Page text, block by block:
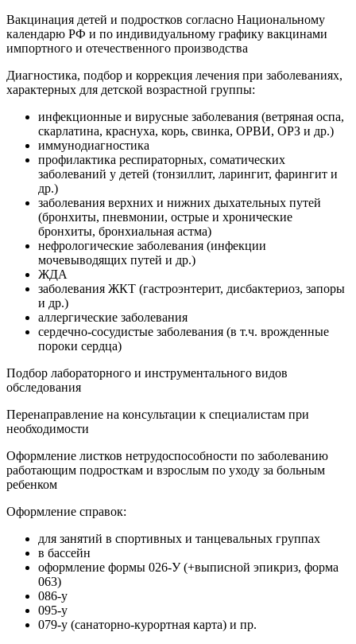
Вакцинация детей и подростков согласно Национальному
календарю РФ и по индивидуальному графику вакцинами
импортного и отечественного производства
Диагностика, подбор и коррекция лечения при заболеваниях,
характерных для детской возрастной группы:
инфекционные и вирусные заболевания (ветряная оспа,
скарлатина, краснуха, корь, свинка, ОРВИ, ОРЗ и др.)
иммунодиагностика
профилактика респираторных, соматических
заболеваний у детей (тонзиллит, ларингит, фарингит и
др.)
заболевания верхних и нижних дыхательных путей
(бронхиты, пневмонии, острые и хронические
бронхиты, бронхиальная астма)
нефрологические заболевания (инфекции
мочевыводящих путей и др.)
ЖДА
заболевания ЖКТ (гастроэнтерит, дисбактериоз, запоры
и др.)
аллергические заболевания
сердечно-сосудистые заболевания (в т.ч. врожденные
пороки сердца)
Подбор лабораторного и инструментального видов
обследования
Перенаправление на консультации к специалистам при
необходимости
Оформление листков нетрудоспособности по заболеванию
работающим подросткам и взрослым по уходу за больным
ребенком
Оформление справок:
для занятий в спортивных и танцевальных группах
в бассейн
оформление формы 026-У (+выписной эпикриз, форма
063)
086-у
095-у
079-у (санаторно-курортная карта) и пр.